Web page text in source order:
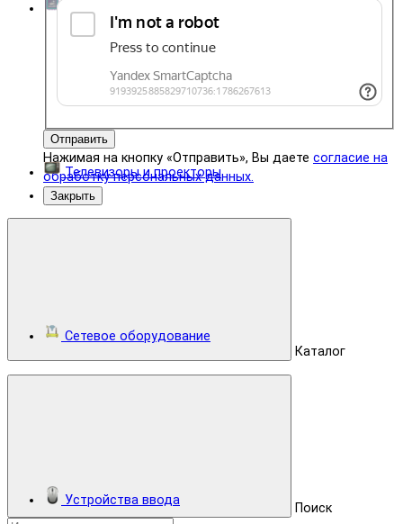
Отправить
Нажимая на кнопку «Отправить», Вы даете согласие на
обработку персональных данных.
Закрыть
Каталог
Поиск
Комплектующие
Телевизоры и проекторы
Сетевое оборудование
Устройства ввода